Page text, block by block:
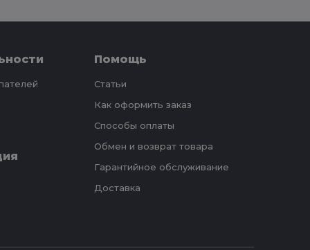
Помощь
Статьи
Как оформить заказ
Способы оплаты
Обмен и возврат товара
Гарантийное обслуживание
Доставка